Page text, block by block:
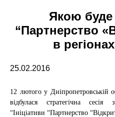
Якою буде
“Партнерство
в
25.02.2016
12 лютого у Дніпропетровській
відбулася стратегічна
“Ініціативи “Партнерство